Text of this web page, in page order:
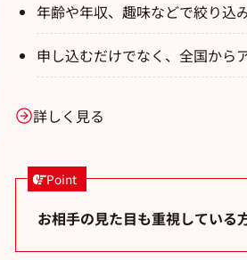
年齢や年収、趣味などで絞り込
申し込むだけでなく、全国から
詳しく見る
Point
お相手の見た目も重視している